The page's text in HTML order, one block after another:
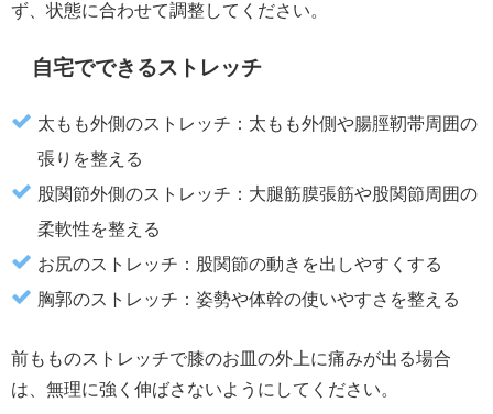
ず、状態に合わせて調整してください。
自宅でできるストレッチ
太もも外側のストレッチ：太もも外側や腸脛靭帯周囲の
張りを整える
股関節外側のストレッチ：大腿筋膜張筋や股関節周囲の
柔軟性を整える
お尻のストレッチ：股関節の動きを出しやすくする
胸郭のストレッチ：姿勢や体幹の使いやすさを整える
前もものストレッチで膝のお皿の外上に痛みが出る場合
は、無理に強く伸ばさないようにしてください。